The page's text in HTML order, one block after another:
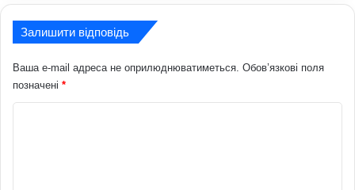
Залишити відповідь
Ваша e-mail адреса не оприлюднюватиметься. Обов’язкові поля
позначені *